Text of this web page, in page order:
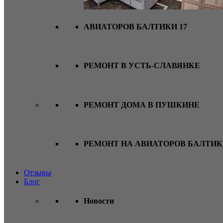
АВИАТОРОВ БАЛТИКИ 17
РЕМОНТ В УСТЬ-СЛАВЯНКЕ
РЕМОНТ ДОМА В ПУШКИНЕ
РЕМОНТ НА АВИАТОРОВ
Отзывы
Блог
Новости